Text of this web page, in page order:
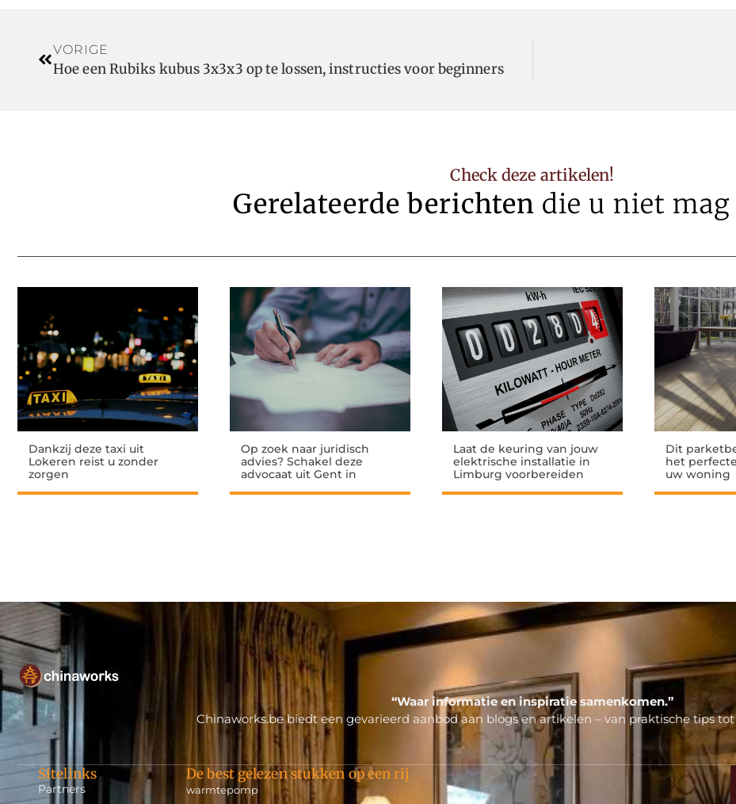
VORIGE
Hoe een Rubiks kubus 3x3x3 op te lossen, instructies voor beginners
Check deze artikelen!
Gerelateerde berichten die u niet
Dankzij deze taxi uit
Lokeren reist u zonder
zorgen
Op zoek naar juridisch
advies? Schakel deze
advocaat uit Gent in
Laat de keuring van jouw
elektrische installatie in
Limburg voorbereiden
Dit
het
uw woning
“Waar informatie en inspiratie samenkomen.”
Chinaworks.be biedt een gevarieerd aanbod aan blogs en artikelen – van praktische tips
Sitelinks
Partners
De best gelezen stukken op een rij
warmtepomp